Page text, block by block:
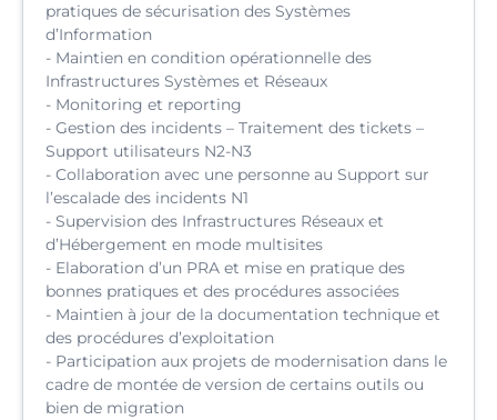
pratiques de sécurisation des Systèmes
d’Information
- Maintien en condition opérationnelle des
Infrastructures Systèmes et Réseaux
- Monitoring et reporting
- Gestion des incidents – Traitement des tickets –
Support utilisateurs N2-N3
- Collaboration avec une personne au Support sur
l’escalade des incidents N1
- Supervision des Infrastructures Réseaux et
d’Hébergement en mode multisites
- Elaboration d’un PRA et mise en pratique des
bonnes pratiques et des procédures associées
- Maintien à jour de la documentation technique et
des procédures d’exploitation
- Participation aux projets de modernisation dans le
cadre de montée de version de certains outils ou
bien de migration